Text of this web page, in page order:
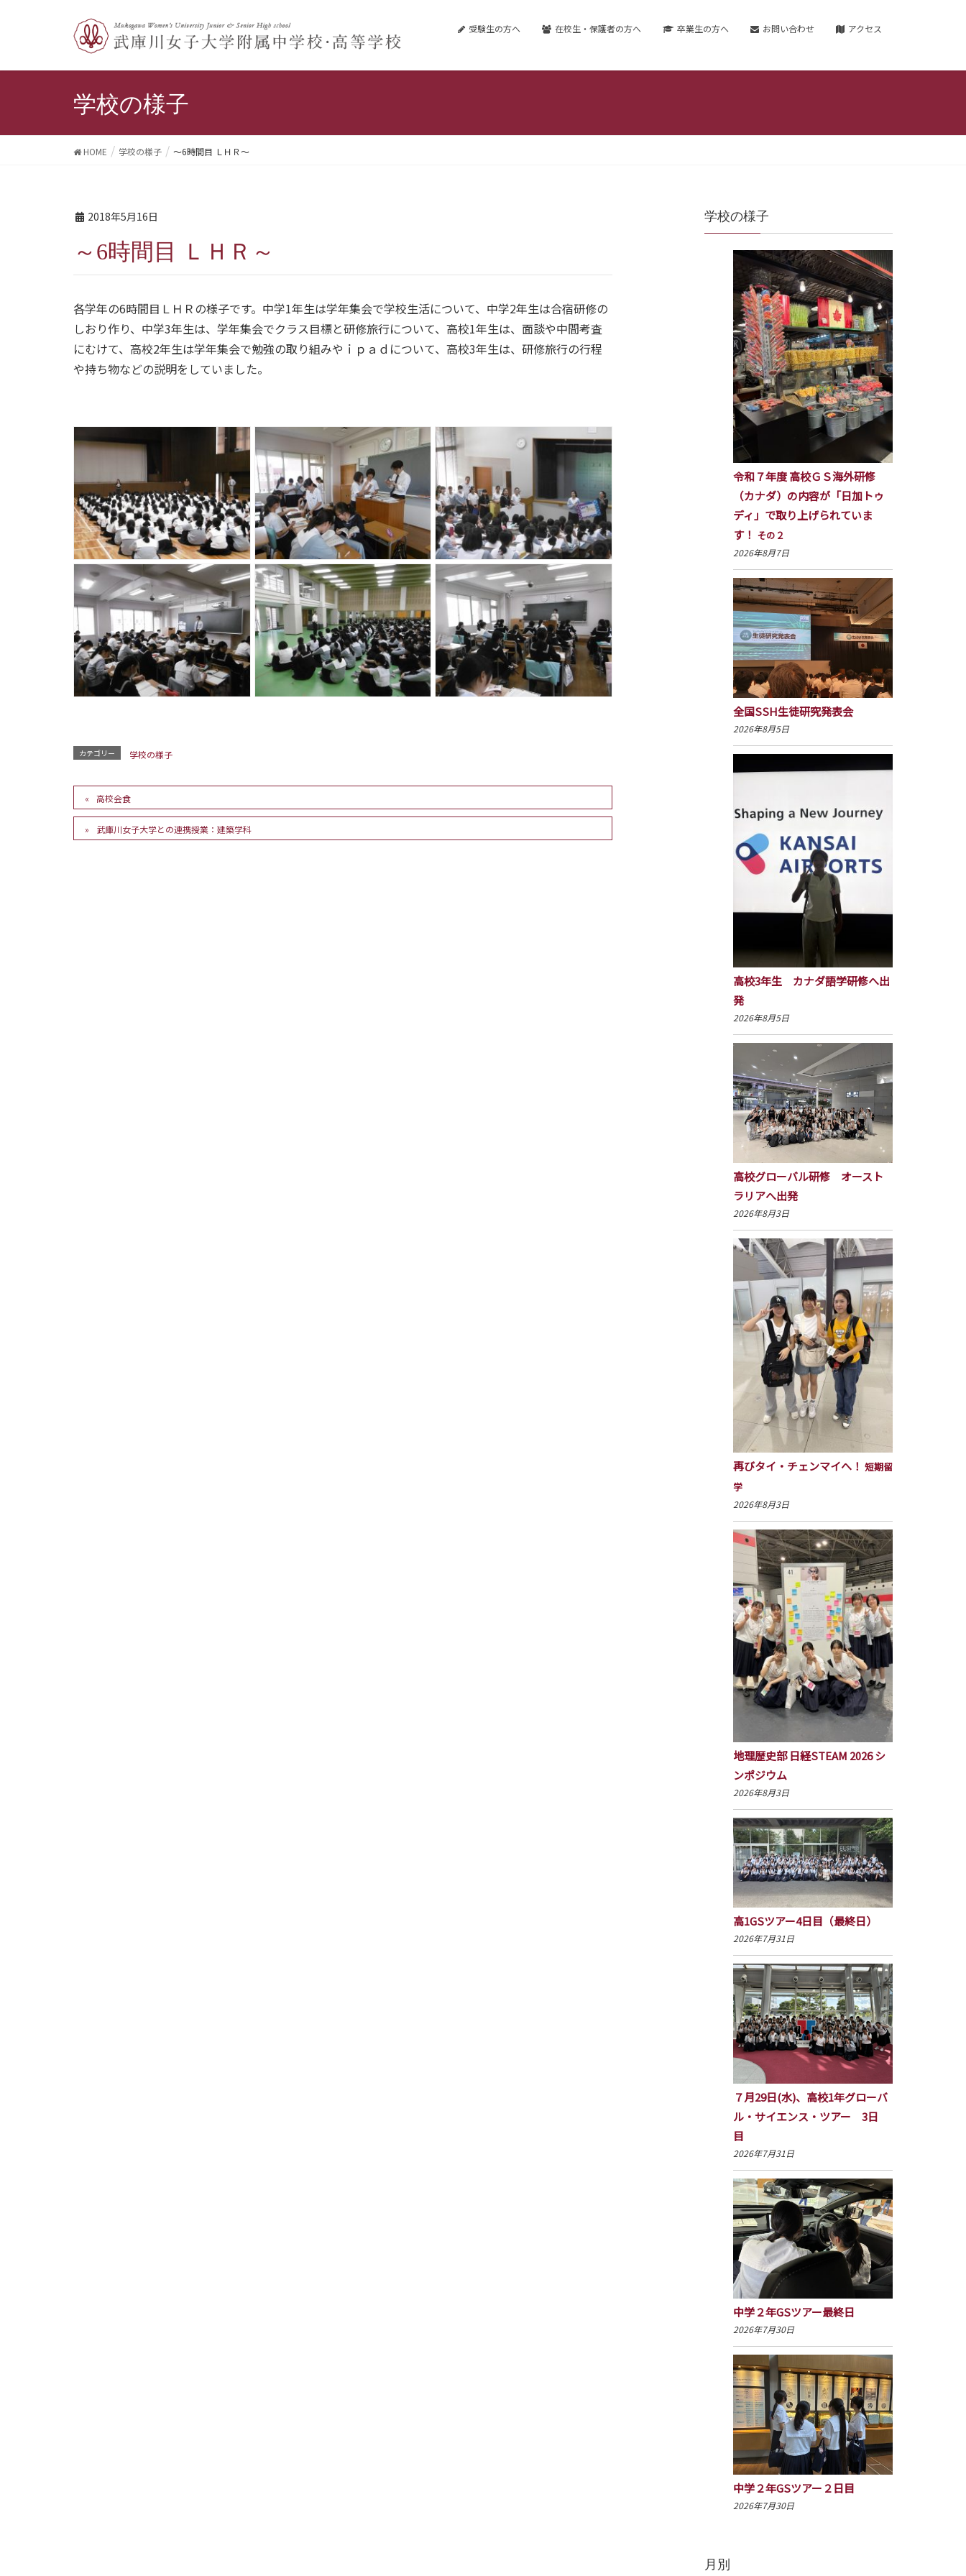
受験生の方へ 在校生・保護者の方へ 卒業生の方へ お問い合わせ アクセス
学校の様子
HOME 学校の様子 ～6時間目 ＬＨＲ～
2018年5月16日
～6時間目 ＬＨＲ～
各学年の6時間目ＬＨＲの様子です。中学1年生は学年集会で学校生活について、中学2年生は合宿研修の
しおり作り、中学3年生は、学年集会でクラス目標と研修旅行について、高校1年生は、面談や中間考査
にむけて、高校2年生は学年集会で勉強の取り組みやｉｐａｄについて、高校3年生は、研修旅行の行程
や持ち物などの説明をしていました。
カテゴリー 学校の様子
高校会食
武庫川女子大学との連携授業：建築学科
学校の様子
令和７年度 高校ＧＳ海外研修
（カナダ）の内容が「日加トゥ
ディ」で取り上げられていま
す！ その２
2026年8月7日
全国SSH生徒研究発表会
2026年8月5日
高校3年生 カナダ語学研修へ出
発
2026年8月5日
高校グローバル研修 オースト
ラリアへ出発
2026年8月3日
再びタイ・チェンマイへ！ 短期留
学
2026年8月3日
地理歴史部 日経STEAM 2026 シ
ンポジウム
2026年8月3日
高1GSツアー4日目（最終日）
2026年7月31日
７月29日(水)、高校1年グローバ
ル・サイエンス・ツアー 3日
目
2026年7月31日
中学２年GSツアー最終日
2026年7月30日
中学２年GSツアー２日目
2026年7月30日
月別